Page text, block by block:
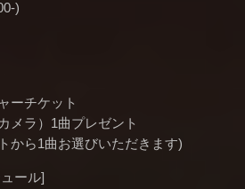
)
ーチケット
メラ）1曲プレゼント
から1曲お選びいただきます)
ール]